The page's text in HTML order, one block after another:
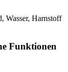
Wasser, Harnstoff
Funktionen